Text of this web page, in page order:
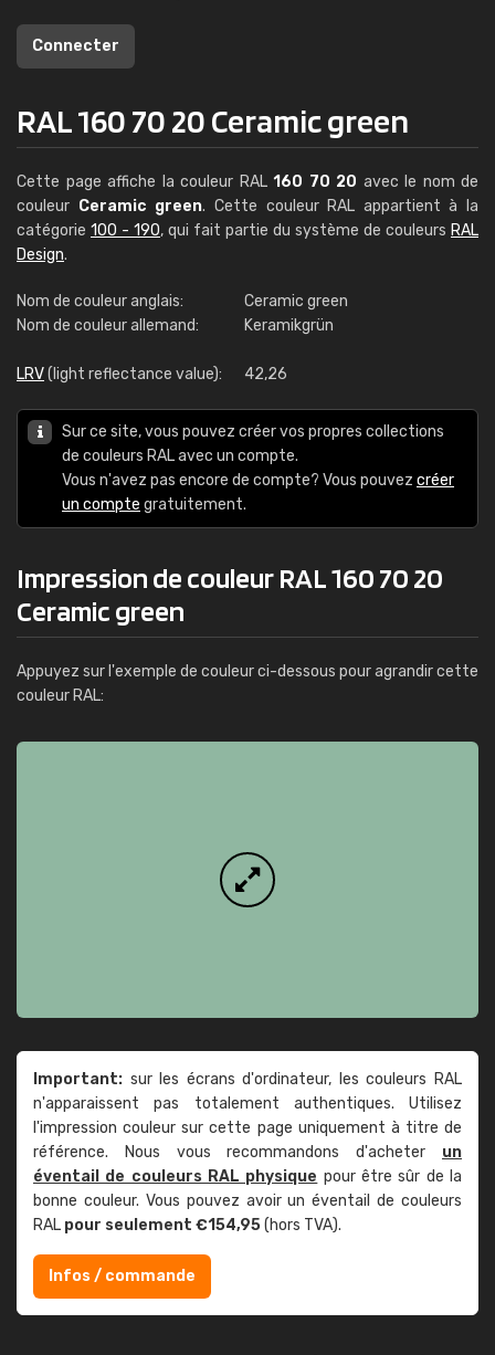
Connecter
RAL 160 70 20 Ceramic green
Cette page affiche la couleur RAL 160 70 20 avec le nom de
couleur Ceramic green. Cette couleur RAL appartient à la
catégorie 100 - 190, qui fait partie du système de couleurs RAL
Design.
Nom de couleur anglais:
Ceramic green
Nom de couleur allemand:
Keramikgrün
LRV(light reflectance value): 42,26
Sur ce site, vous pouvez créer vos propres collections
de couleurs RAL avec un compte.
Vous n'avez pas encore de compte? Vous pouvez créer
un compte gratuitement.
Impression de couleur RAL 160 70 20
Ceramic green
Appuyez sur l'exemple de couleur ci-dessous pour agrandir cette
couleur RAL:
Important: sur les écrans d'ordinateur, les couleurs RAL
n'apparaissent pas totalement authentiques. Utilisez
l'impression couleur sur cette page uniquement à titre de
référence. Nous vous recommandons d'acheter un
éventail de couleurs RAL physique pour être sûr de la
bonne couleur. Vous pouvez avoir un éventail de couleurs
RAL pour seulement €154,95(hors TVA).
Infos / commande